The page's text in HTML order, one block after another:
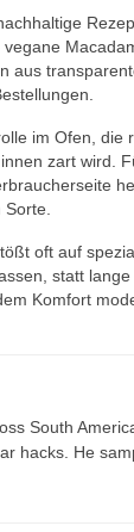
aus
im Ofen,
zart wird.
oft auf
statt
Komfort
South
hacks. He